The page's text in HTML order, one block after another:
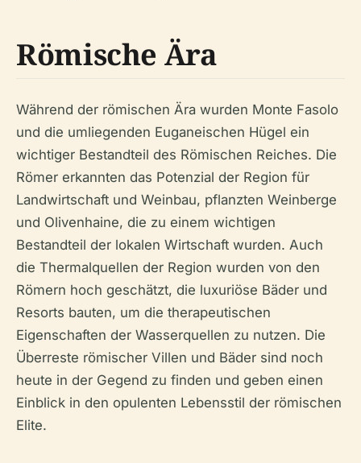
Römische Ära
Während der römischen Ära wurden Monte Fasolo
und die umliegenden Euganeischen Hügel ein
wichtiger Bestandteil des Römischen Reiches. Die
Römer erkannten das Potenzial der Region für
Landwirtschaft und Weinbau, pflanzten Weinberge
und Olivenhaine, die zu einem wichtigen
Bestandteil der lokalen Wirtschaft wurden. Auch
die Thermalquellen der Region wurden von den
Römern hoch geschätzt, die luxuriöse Bäder und
Resorts bauten, um die therapeutischen
Eigenschaften der Wasserquellen zu nutzen. Die
Überreste römischer Villen und Bäder sind noch
heute in der Gegend zu finden und geben einen
Einblick in den opulenten Lebensstil der römischen
Elite.